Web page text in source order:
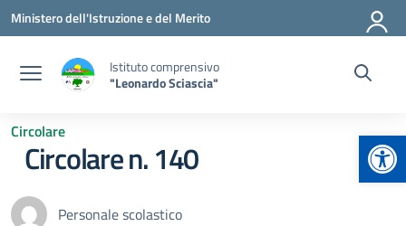
Vai ai contenuti
Vai al menu di navigazione
Vai al footer
Ministero dell'Istruzione e del Merito
Istituto comprensivo
"Leonardo Sciascia"
Circolare
Circolare n. 140
Personale scolastico